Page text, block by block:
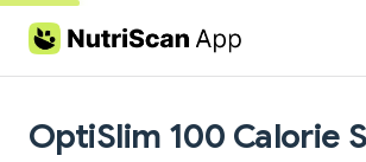
Skip to content
OptiSlim 100 Calorie